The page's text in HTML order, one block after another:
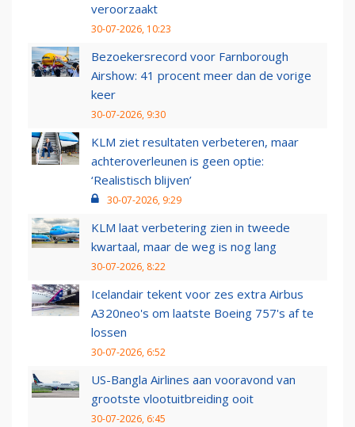
veroorzaakt
30-07-2026, 10:23
Bezoekersrecord voor Farnborough
Airshow: 41 procent meer dan de vorige
keer
30-07-2026, 9:30
KLM ziet resultaten verbeteren, maar
achteroverleunen is geen optie:
‘Realistisch blijven’
30-07-2026, 9:29
KLM laat verbetering zien in tweede
kwartaal, maar de weg is nog lang
30-07-2026, 8:22
Icelandair tekent voor zes extra Airbus
A320neo's om laatste Boeing 757's af te
lossen
30-07-2026, 6:52
US-Bangla Airlines aan vooravond van
grootste vlootuitbreiding ooit
30-07-2026, 6:45